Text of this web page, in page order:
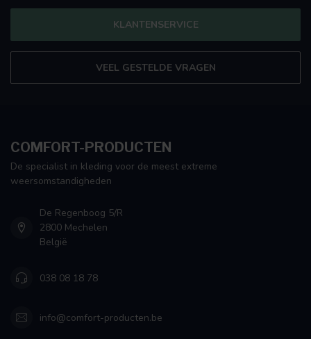
KLANTENSERVICE
VEEL GESTELDE VRAGEN
COMFORT-PRODUCTEN
De specialist in kleding voor de meest extreme
weersomstandigheden
De Regenboog 5/R
2800 Mechelen
België
038 08 18 78
info@comfort-producten.be